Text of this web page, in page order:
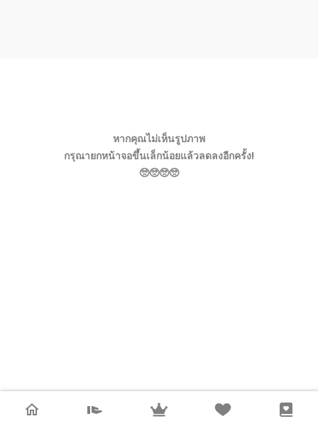
หากคุณไม่เห็นรูปภาพ
กรุณายกหน้าจอขึ้นเล็กน้อยแล้วลดลงอีกครั้ง!
🥺🥺🥺🥺